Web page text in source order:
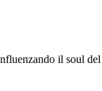
il soul